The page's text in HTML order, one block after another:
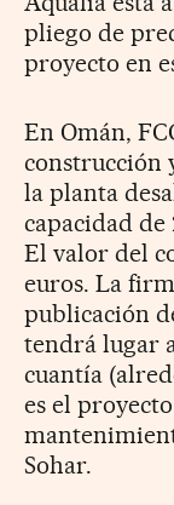
pliego de
proyecto en
En Omán,
construcción
la planta
capacidad de
El valor del
euros. La
publicación
tendrá lugar
cuantía
es el
Sohar.